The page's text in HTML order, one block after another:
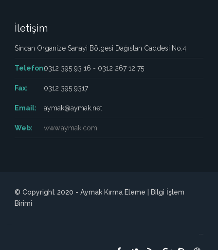
İletişim
Sincan Organize Sanayi Bölgesi Dağıstan Caddesi No:4
Telefon:0312 395 93 16 - 0312 267 12 75
Fax: 0312 395 9317
Email: aymak@aymak.net
Web: www.aymak.com
© Copyright 2020 - Aymak Kırma Eleme | Bilgi İşlem
Birimi